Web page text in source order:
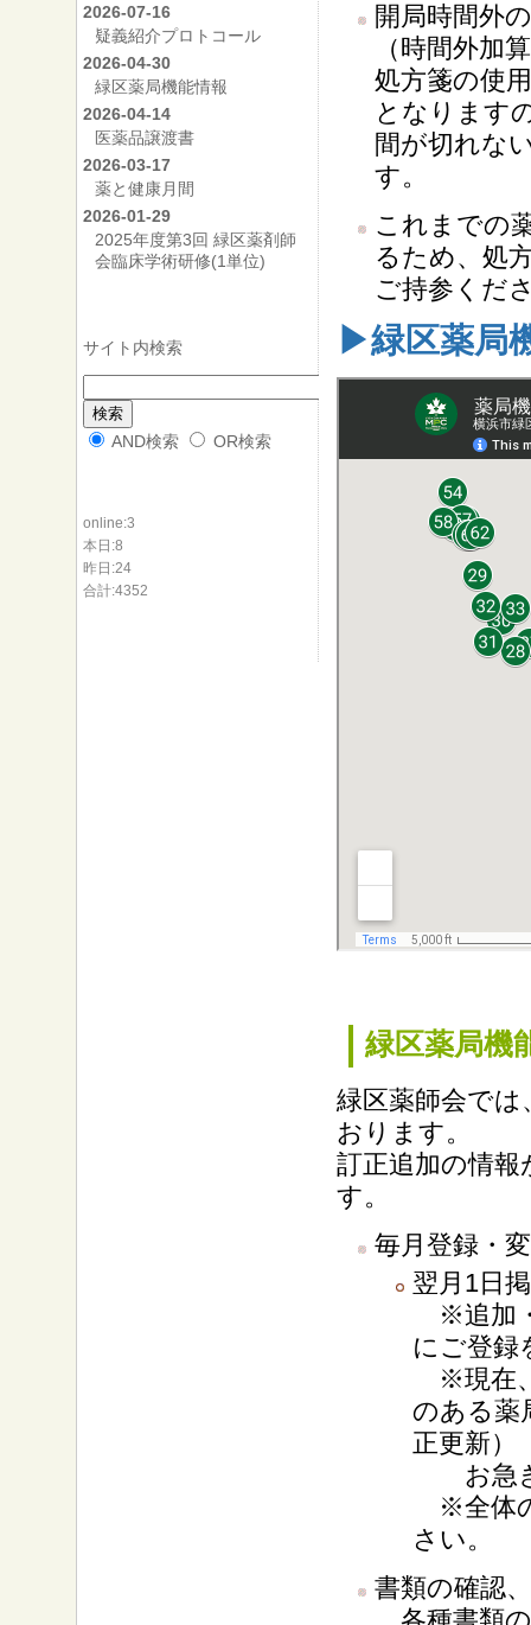
開局時間外
（時間外加
処方箋の使
となります
間が切れな
す。
これまでの
るため、処
ご持参くだ
▶緑区薬局
緑区薬局機
緑区薬師会では
おります。
訂正追加の情
す。
毎月登録・
翌月1日
※追加
にご登録
※現在
のある薬
正更新）
お急ぎ
※全体
さい。
書類の確認
2026-07-16
疑義紹介プロトコール
2026-04-30
緑区薬局機能情報
2026-04-14
医薬品譲渡書
2026-03-17
薬と健康月間
2026-01-29
2025年度第3回 緑区薬剤師
会臨床学術研修(1単位)
サイト内検索
AND検索 OR検索
online:3
本日:8
昨日:24
合計:4352